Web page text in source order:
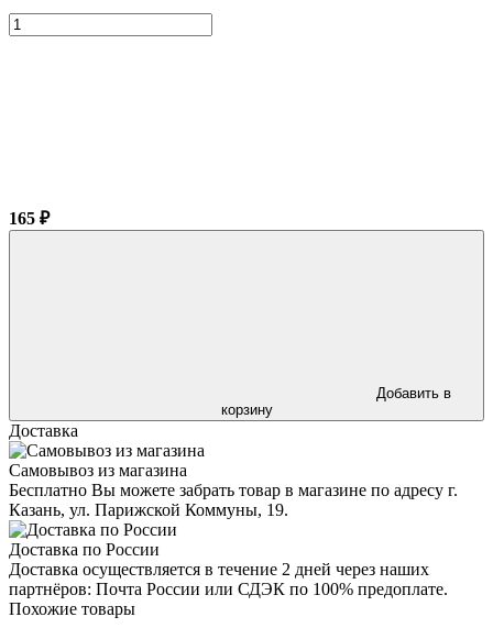
165 ₽
Добавить в
корзину
Доставка
Самовывоз из магазина
Бесплатно Вы можете забрать товар в магазине по адресу г.
Казань, ул. Парижской Коммуны, 19.
Доставка по России
Доставка осуществляется в течение 2 дней через наших
партнёров: Почта России или СДЭК по 100% предоплате.
Похожие товары